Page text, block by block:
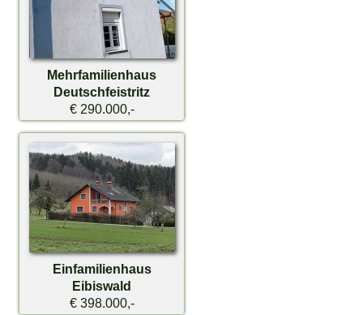
Mehrfamilienhaus
Deutschfeistritz
€ 290.000,-
Einfamilienhaus
Eibiswald
€ 398.000,-